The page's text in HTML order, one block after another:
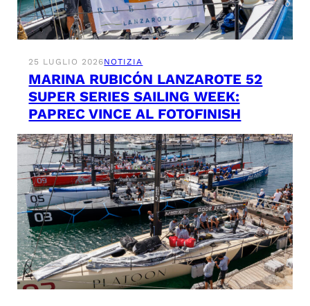
25 LUGLIO 2026NOTIZIA
MARINA RUBICÓN LANZAROTE 52
SUPER SERIES SAILING WEEK:
PAPREC VINCE AL FOTOFINISH